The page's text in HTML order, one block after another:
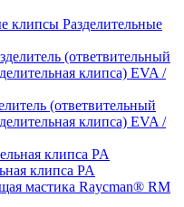
Разделительные
(ответвительный
клипса) EVA /
клипса PA